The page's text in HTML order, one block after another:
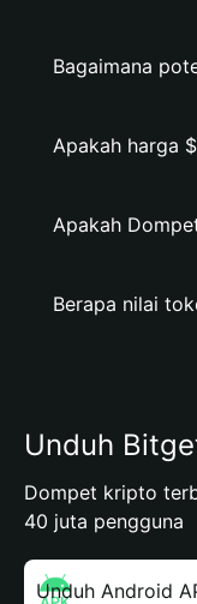
Bagaimana
Apakah harga
Apakah
Berapa nilai
Unduh
Dompet kripto
40 juta pengguna
Unduh Android